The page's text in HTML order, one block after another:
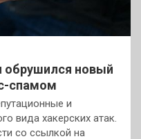
обрушился новый
спамом
и
вида хакерских атак.
со ссылкой на